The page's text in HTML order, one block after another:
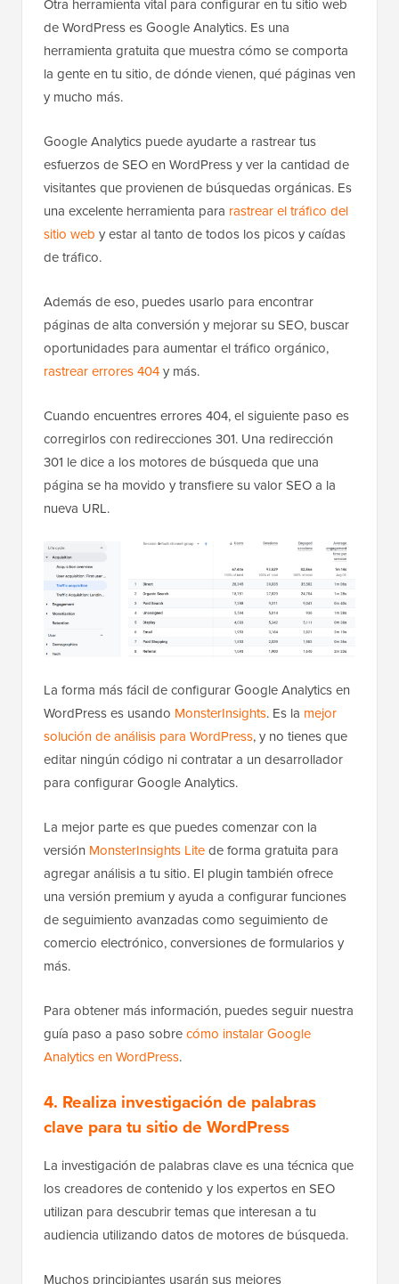
Otra herramienta vital para configurar en tu sitio web
de WordPress es Google Analytics. Es una
herramienta gratuita que muestra cómo se comporta
la gente en tu sitio, de dónde vienen, qué páginas ven
y mucho más.
Google Analytics puede ayudarte a rastrear tus
esfuerzos de SEO en WordPress y ver la cantidad de
visitantes que provienen de búsquedas orgánicas. Es
una excelente herramienta para rastrear el tráfico del
sitio web y estar al tanto de todos los picos y caídas
de tráfico.
Además de eso, puedes usarlo para encontrar
páginas de alta conversión y mejorar su SEO, buscar
oportunidades para aumentar el tráfico orgánico,
rastrear errores 404y más.
Cuando encuentres errores 404, el siguiente paso es
corregirlos con redirecciones 301. Una redirección
301 le dice a los motores de búsqueda que una
página se ha movido y transfiere su valor SEO a la
nueva URL.
La forma más fácil de configurar Google Analytics en
WordPress es usando MonsterInsights. Es la mejor
solución de análisis para WordPress, y no tienes que
editar ningún código ni contratar a un desarrollador
para configurar Google Analytics.
La mejor parte es que puedes comenzar con la
versión MonsterInsights Litede forma gratuita para
agregar análisis a tu sitio. El plugin también ofrece
una versión premium y ayuda a configurar funciones
de seguimiento avanzadas como seguimiento de
comercio electrónico, conversiones de formularios y
más.
Para obtener más información, puedes seguir nuestra
guía paso a paso sobrecómo instalar Google
Analytics en WordPress.
4. Realiza investigación de palabras
clave para tu sitio de WordPress
La investigación de palabras clave es una técnica que
los creadores de contenido y los expertos en SEO
utilizan para descubrir temas que interesan a tu
audiencia utilizando datos de motores de búsqueda.
Muchos principiantes usarán sus mejores